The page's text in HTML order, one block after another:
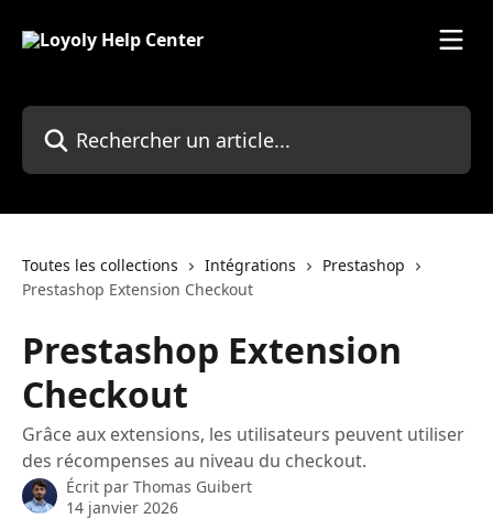
Rechercher un article...
Toutes les collections Intégrations
Prestashop
Prestashop Extension Checkout
Prestashop Extension
Checkout
Grâce aux extensions, les utilisateurs peuvent utiliser
des récompenses au niveau du checkout.
Écrit par Thomas Guibert
14 janvier 2026